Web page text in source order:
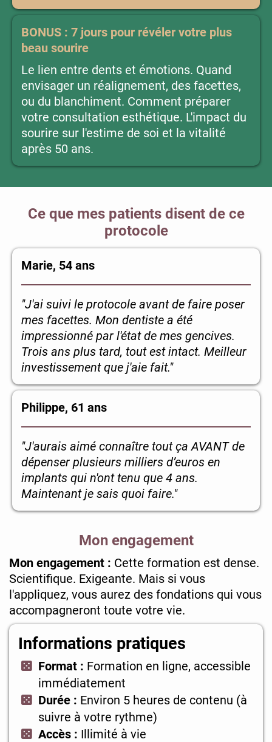
BONUS : 7 jours pour révéler votre plus
beau sourire
Le lien entre dents et émotions. Quand
envisager un réalignement, des facettes,
ou du blanchiment. Comment préparer
votre consultation esthétique. L'impact du
sourire sur l'estime de soi et la vitalité
après 50 ans.
Ce que mes patients disent de ce
protocole
Marie, 54 ans
"J'ai suivi le protocole avant de faire poser
mes facettes. Mon dentiste a été
impressionné par l'état de mes gencives.
Trois ans plus tard, tout est intact. Meilleur
investissement que j'aie fait."
Philippe, 61 ans
"J'aurais aimé connaître tout ça AVANT de
dépenser plusieurs milliers d’euros en
implants qui n'ont tenu que 4 ans.
Maintenant je sais quoi faire."
Mon engagement
Mon engagement : Cette formation est dense.
Scientifique. Exigeante. Mais si vous
l'appliquez, vous aurez des fondations qui vous
accompagneront toute votre vie.
Informations pratiques
Format : Formation en ligne, accessible
immédiatement
Durée : Environ 5 heures de contenu (à
suivre à votre rythme)
Accès : Illimité à vie